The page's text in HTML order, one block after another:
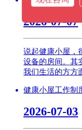
2026-07-07
说起健康小屋，
设备的房间。其
我们生活的方方
健康小屋工作制
2026-07-03